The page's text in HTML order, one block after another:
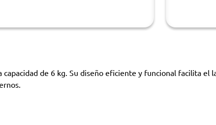
capacidad de 6 kg. Su diseño eficiente y funcional facilita